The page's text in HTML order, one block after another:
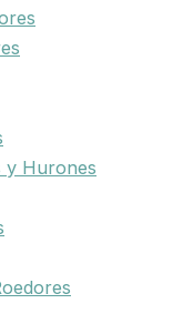
y Hurones